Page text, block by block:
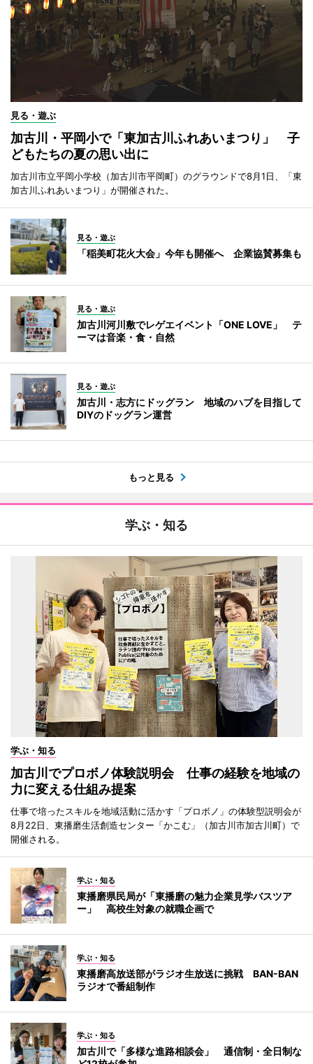
見る・遊ぶ
加古川・平岡小で「東加古川ふれあいまつり」 子
どもたちの夏の思い出に
加古川市立平岡小学校（加古川市平岡町）のグラウンドで8月1日、「東
加古川ふれあいまつり」が開催された。
見る・遊ぶ
「稲美町花火大会」今年も開催へ 企業協賛募集も
見る・遊ぶ
加古川河川敷でレゲエイベント「ONE LOVE」 テ
ーマは音楽・食・自然
見る・遊ぶ
加古川・志方にドッグラン 地域のハブを目指して
DIYのドッグラン運営
もっと見る
学ぶ・知る
学ぶ・知る
加古川でプロボノ体験説明会 仕事の経験を地域の
力に変える仕組み提案
仕事で培ったスキルを地域活動に活かす「プロボノ」の体験型説明会が
8月22日、東播磨生活創造センター「かこむ」（加古川市加古川町）で
開催される。
学ぶ・知る
東播磨県民局が「東播磨の魅力企業見学バスツア
ー」 高校生対象の就職企画で
学ぶ・知る
東播磨高放送部がラジオ生放送に挑戦 BAN-BAN
ラジオで番組制作
学ぶ・知る
加古川で「多様な進路相談会」 通信制・全日制な